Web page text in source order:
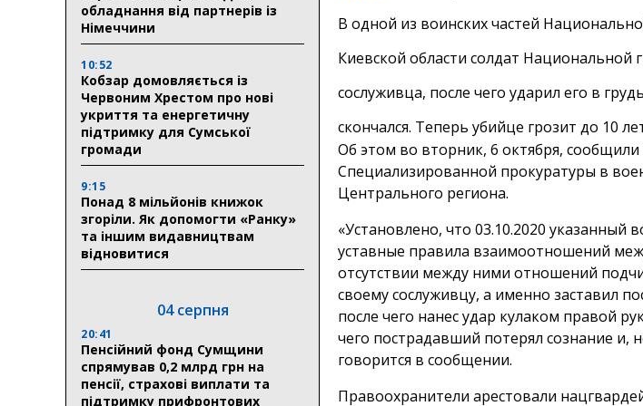
обладнання від партнерів із
Німеччини
10:52
Кобзар домовляється із
Червоним Хрестом про нові
укриття та енергетичну
підтримку для Сумської
громади
9:15
Понад 8 мільйонів книжок
згоріли. Як допомогти «Ранку»
та іншим видавництвам
відновитися
04 серпня
20:41
Пенсійний фонд Сумщини
спрямував 0,2 млрд грн на
пенсії, страхові виплати та
підтримку прифронтових
В одной из воинских частей
Киевской области солдат Национальной
сослуживца, после чего ударил его в
скончался. Теперь убийце грозит до 10
Об этом во вторник, 6 октября, сообщили
Специализированной прокуратуры в
Центрального региона.
«Установлено, что 03.10.2020 указанный
уставные правила взаимоотношений
отсутствии между ними отношений
своему сослуживцу, а именно заставил
после чего нанес удар кулаком правой
чего пострадавший потерял сознание и,
говорится в сообщении.
Правоохранители арестовали